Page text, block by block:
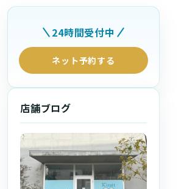
24時間受付中
ネット予約する
店舗ブログ